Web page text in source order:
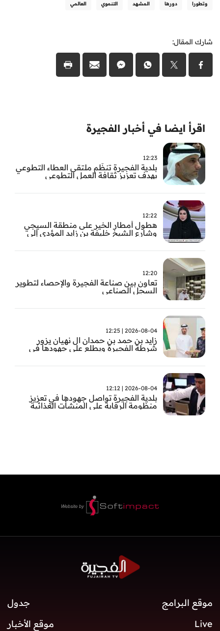
وتطورا دورها المشهد التنموي العالمي
شارك المقال:
اقرأ ايضا في أخبار الفجيرة
12:23
بلدية الفجيرة تنظّم ملتقى العطاء التطوعي
بهدف تعزيز ثقافة العمل التطوعي
12:22
هطول أمطار الخير على منطقة السيجي
وشارع الشيخ خليفة بن زايد المؤدي إلى
12:20
تعاون بين صناعة الفجيرة والإحصاء لتطوير
السجل الصناعي
2026-08-04 | 12:25
زايد بن حمد بن حمدان ال نهيان يزور
شرطة الفجيرة ويطلع على جهودها في
2026-08-04 | 12:12
بلدية الفجيرة تواصل جهودها في تعزيز
منظومة الرقابة على المنشأت الغذائية
موقع البرامج
جدول
Live
موقع الأخبار